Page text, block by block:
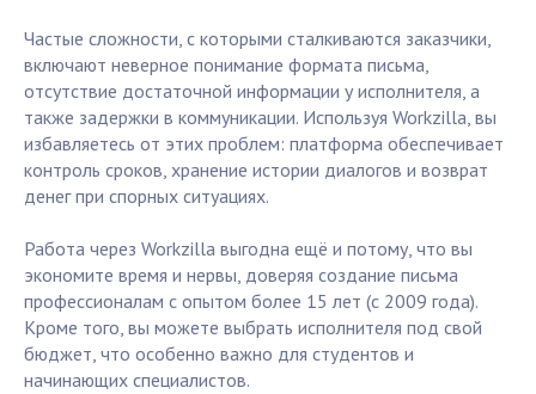
Частые сложности, с которыми сталкиваются заказчики,
включают неверное понимание формата письма,
отсутствие достаточной информации у исполнителя, а
также задержки в коммуникации. Используя Workzilla, вы
избавляетесь от этих проблем: платформа обеспечивает
контроль сроков, хранение истории диалогов и возврат
денег при спорных ситуациях.
Работа через Workzilla выгодна ещё и потому, что вы
экономите время и нервы, доверяя создание письма
профессионалам с опытом более 15 лет (с 2009 года).
Кроме того, вы можете выбрать исполнителя под свой
бюджет, что особенно важно для студентов и
начинающих специалистов.